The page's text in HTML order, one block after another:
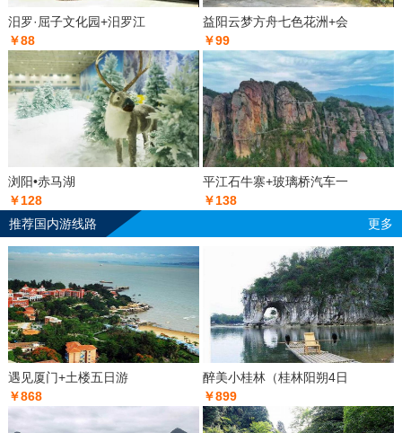
汨罗·屈子文化园+汨罗江
￥88
益阳云梦方舟七色花洲+会
￥99
浏阳•赤马湖
￥128
平江石牛寨+玻璃桥汽车一
￥138
推荐国内游线路
更多
遇见厦门+土楼五日游
￥868
醉美小桂林（桂林阳朔4日
￥899